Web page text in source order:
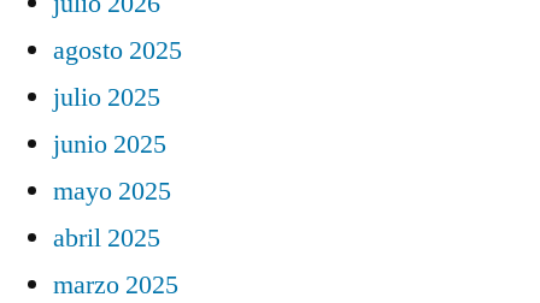
agosto 2025
julio 2025
junio 2025
mayo 2025
abril 2025
marzo 2025